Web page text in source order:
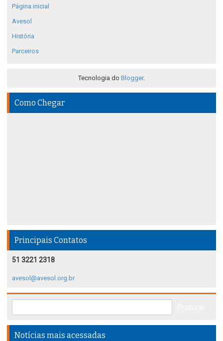
Página inicial
Avesol
História
Parceiros
Tecnologia do Blogger.
Como Chegar
Principais Contatos
51 3221 2318
avesol@avesol.org.br
Notícias mais acessadas